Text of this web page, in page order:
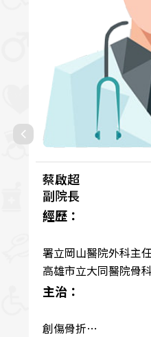
蔡啟超
副院長
經歷：
署立岡山醫院外科主
高雄市立大同醫院骨
主治：
創傷骨折